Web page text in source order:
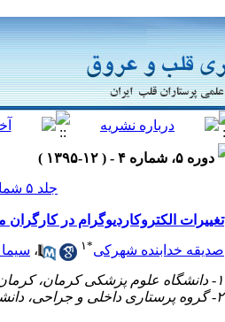
دوره ۵، شماره ۴ - ( ۱۲-۱۳۹۵ )
جلد ۵ شماره ۴ صفحات ۱۱-۶
تغییرات الکتروکاردیوگرام در
صدیقه خدابنده شهرکی*۱ ، سیما
۱- دانشگاه علوم پزشکی کرمان، کرمان، ایران (*نویسنده مسئول) ،
۲- گروه پرستاری داخلی و جراحی، دانشکده پرستاری و مامایی، دانشگاه علوم پزشکی اصفهان، اصفهان، ایران